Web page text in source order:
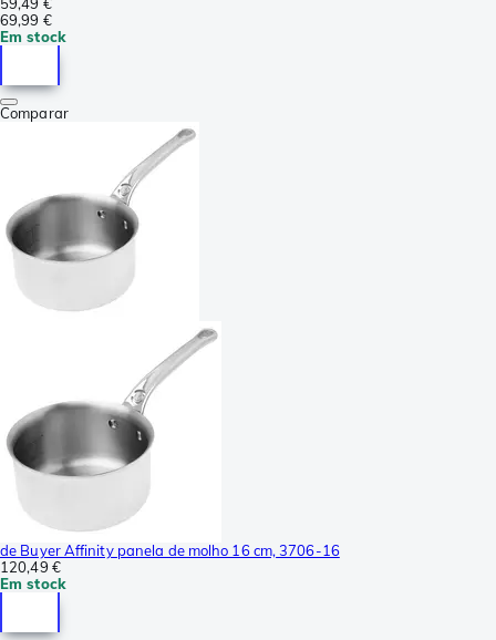
69,99 €
Em stock
Comparar
de Buyer Affinity panela de molho 16 cm, 3706-16
120,49 €
Em stock